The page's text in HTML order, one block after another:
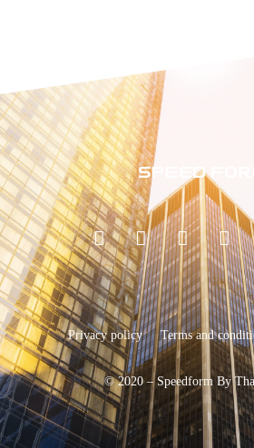
Privacy policy Terms and
© 2020 – Speedform By